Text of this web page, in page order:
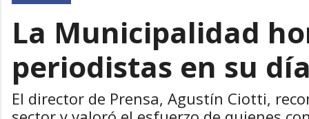
La Municipalidad
periodistas en su
El director de Prensa, Agustín Ciotti,